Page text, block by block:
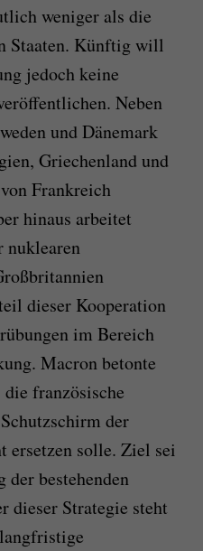
weniger als die
Staaten. Künftig will
jedoch keine
Neben
und Dänemark
Griechenland und
Frankreich
hinaus arbeitet
nuklearen
dieser Kooperation
im Bereich
Macron betonte
französische
der
ersetzen solle. Ziel sei
bestehenden
dieser Strategie steht